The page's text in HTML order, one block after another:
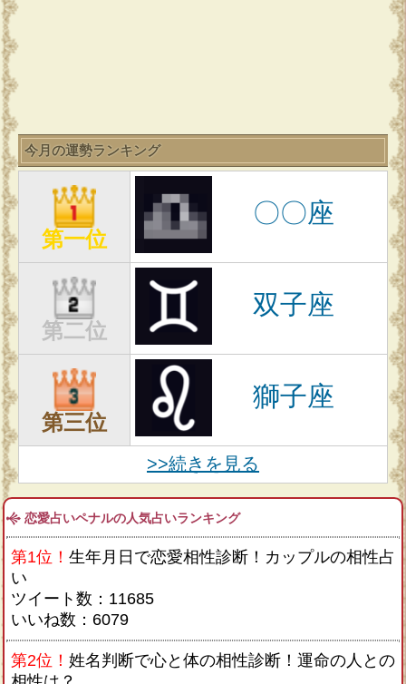
今月の運勢ランキング
第一位
〇〇座
第二位
双子座
第三位
獅子座
>>続きを見る
恋愛占いペナルの人気占いランキング
第1位！ 生年月日で恋愛相性診断！カップルの相性占
い
ツイート数：11685
いいね数：6079
第2位！ 姓名判断で心と体の相性診断！運命の人との